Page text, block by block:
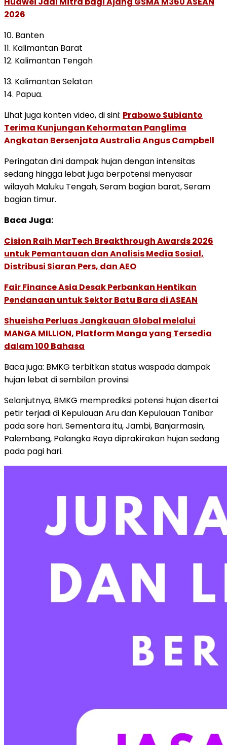
2026
10. Banten
11. Kalimantan Barat
12. Kalimantan Tengah
13. Kalimantan Selatan
14. Papua.
Lihat juga konten video, di sini: Prabowo Subianto
Terima Kunjungan Kehormatan Panglima
Angkatan Bersenjata Australia Angus Campbell
Peringatan dini dampak hujan dengan intensitas
sedang hingga lebat juga berpotensi menyasar
wilayah Maluku Tengah, Seram bagian barat, Seram
bagian timur.
Baca Juga:
Cision Raih MarTech Breakthrough Awards 2026
untuk Pemantauan dan Analisis Media Sosial,
Distribusi Siaran Pers, dan AEO
Fair Finance Asia Desak Perbankan Hentikan
Pendanaan untuk Sektor Batu Bara di ASEAN
Shueisha Perluas Jangkauan Global melalui
MANGA MILLION, Platform Manga yang Tersedia
dalam 100 Bahasa
Baca juga: BMKG terbitkan status waspada dampak
hujan lebat di sembilan provinsi
Selanjutnya, BMKG memprediksi potensi hujan disertai
petir terjadi di Kepulauan Aru dan Kepulauan Tanibar
pada sore hari. Sementara itu, Jambi, Banjarmasin,
Palembang, Palangka Raya diprakirakan hujan sedang
pada pagi hari.